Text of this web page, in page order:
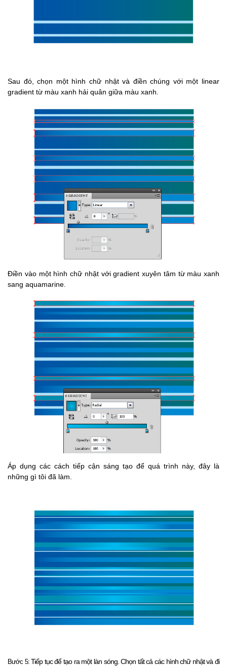
Sau đó, chọn một hình chữ nhật và điền chúng với một linear
gradient từ màu xanh hải quân giữa màu xanh.
Điền vào một hình chữ nhật với gradient xuyên tâm từ màu xanh
sang aquamarine.
Áp dụng các cách tiếp cận sáng tạo để quá trình này, đây là
những gì tôi đã làm.
Bước 5:Tiếp tục để tạo ra một làn sóng.Chọn tất cả các hình chữ nhật và đi